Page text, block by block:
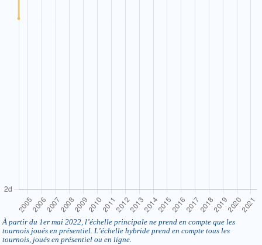
À partir du 1er mai 2022, l’échelle principale ne prend en compte que les
tournois joués en présentiel. L’échelle hybride prend en compte tous les
tournois, joués en présentiel ou en ligne.